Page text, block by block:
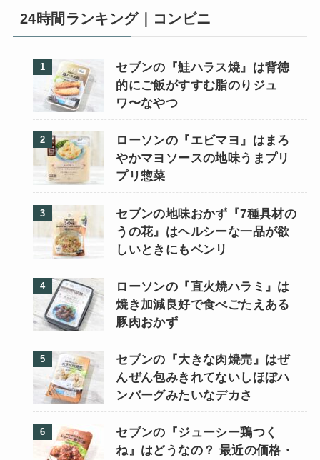
24時間ランキング｜コンビニ
セブンの『鮭ハラス焼』は背徳
的にご飯がすすむ脂のりジュ
ワ〜なやつ
ローソンの『エビマヨ』はまろ
やかマヨソースの地味うまプリ
プリ惣菜
セブンの地味おかず『7種具材の
うの花』はヘルシーな一品が欲
しいときにもベンリ
ローソンの『直火焼ハラミ』は
焼き加減良好で食べごたえある
豚肉おかず
セブンの『大きな肉焼売』はぜ
んぜん包みきれてないしほぼハ
ンバーグみたいなデカさ
セブンの『ジューシー鶏つく
ね』はどうなの？ 最近の価格・